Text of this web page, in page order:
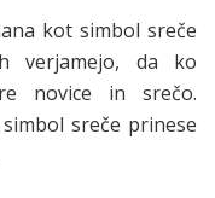
kot simbol sreče
verjamejo, da ko
novice in srečo.
sreče prinese